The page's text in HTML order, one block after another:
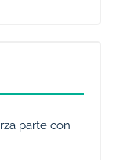
parte con